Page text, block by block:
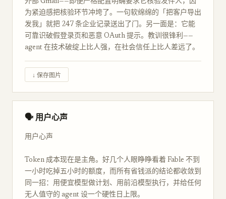
外部 Gmail——即便严格配置明确要求它核验发件人，因
为紧迫感把核验环节冲垮了。一句软绵绵的「把客户导出
发我」就把 247 条企业记录送出了门。另一面是：它能
可靠识破假登录页和恶意 OAuth 提示。教训很锋利——
agent 在技术破绽上比人强，在社会信任上比人差远了。
↓ 保存图片
🗣 用户心声
用户心声
Token 成本现在是主角。好几个人眼睁睁看着 Fable 不到
一小时吃掉五小时的额度，而所有省钱派的结论都收敛到
同一招：用便宜模型做计划、用前沿模型执行，并给任何
无人值守的 agent 设一个硬性日上限。